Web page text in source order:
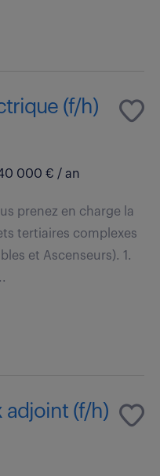
(f/h)
000 € / an
prenez en charge la
tertiaires complexes
et Ascenseurs). 1.
adjoint (f/h)